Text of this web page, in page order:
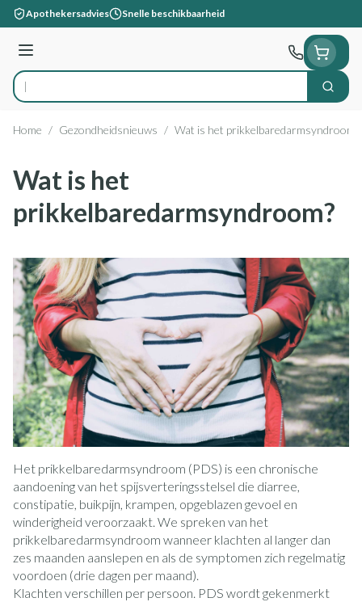
Ga naar de inhoud
Apothekersadvies Snelle beschikbaarheid
Menu
Product, merk, categorie... Zoek
Home / Gezondheidsnieuws / Wat is het prikkelbaredarmsyndroom?
Wat is het
prikkelbaredarmsyndroom?
Het prikkelbaredarmsyndroom (PDS) is een chronische
aandoening van het spijsverteringsstelsel die diarree,
constipatie, buikpijn, krampen, opgeblazen gevoel en
winderigheid veroorzaakt. We spreken van het
prikkelbaredarmsyndroom wanneer klachten al langer dan
zes maanden aanslepen en als de symptomen zich regelmatig
voordoen (drie dagen per maand).
Klachten verschillen per persoon. PDS wordt gekenmerkt